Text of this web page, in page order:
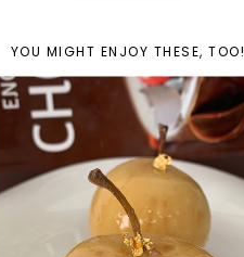
YOU MIGHT ENJOY THESE, TOO!